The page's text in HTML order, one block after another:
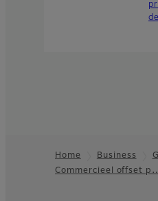
Footer
Home Business
Commercieel offset